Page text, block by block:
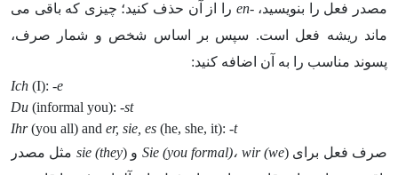
مصدر فعل را بنویسید،-en
را از آن حذف کنید؛ چیزی که باقی می­‌
ماند ریشه فعل است. سپس بر اساس شخص و شمار صرف،
پسوند مناسب را به آن اضافه کنید:
Ich (I): -e
Du (informal you): -st
Ihr(you all) and er, sie, es (he, she, it): -t
صرف فعل برای (
Sie (you formal)، wir (we و (sie (they مثل مصدر